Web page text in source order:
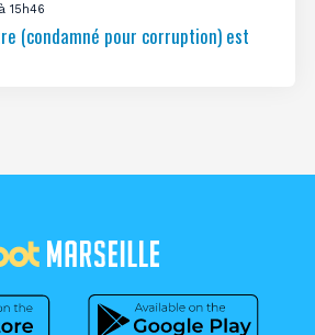
15h46
(condamné pour corruption) est